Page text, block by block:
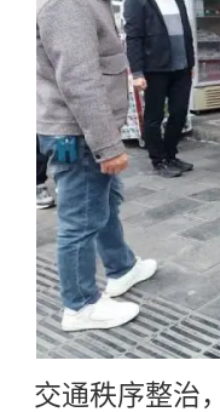
交通秩序整治